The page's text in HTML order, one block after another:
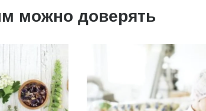
можно доверять